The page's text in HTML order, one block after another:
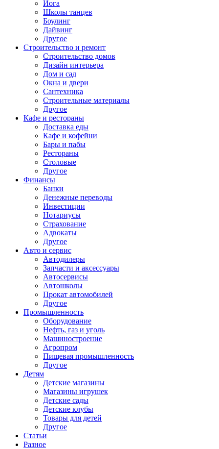
Йога
Школы танцев
Боулинг
Дайвинг
Другое
Строительство и ремонт
Строительство домов
Дизайн интерьера
Дом и сад
Окна и двери
Сантехника
Строительные материалы
Другое
Кафе и рестораны
Доставка еды
Кафе и кофейни
Бары и пабы
Рестораны
Столовые
Другое
Финансы
Банки
Денежные переводы
Инвестиции
Нотариусы
Страхование
Адвокаты
Другое
Авто и сервис
Автодилеры
Запчасти и аксессуары
Автосервисы
Автошколы
Прокат автомобилей
Другое
Промышленность
Оборудование
Нефть, газ и уголь
Машиностроение
Агропром
Пищевая промышленность
Другое
Детям
Детские магазины
Магазины игрушек
Детские сады
Детские клубы
Товары для детей
Другое
Статьи
Разное